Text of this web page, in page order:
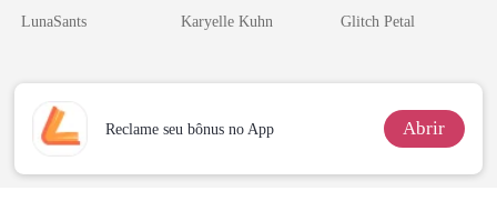
LunaSants Karyelle Kuhn
desejada pelo
Glitch Petal
Reclame seu bônus no App Abrir